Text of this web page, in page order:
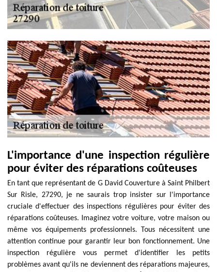
L'importance d'une inspection régulière
pour éviter des réparations coûteuses
En tant que représentant de G David Couverture à Saint Philbert
Sur Risle, 27290, je ne saurais trop insister sur l'importance
cruciale d'effectuer des inspections régulières pour éviter des
réparations coûteuses. Imaginez votre voiture, votre maison ou
même vos équipements professionnels. Tous nécessitent une
attention continue pour garantir leur bon fonctionnement. Une
inspection régulière vous permet d'identifier les petits
problèmes avant qu'ils ne deviennent des réparations majeures,